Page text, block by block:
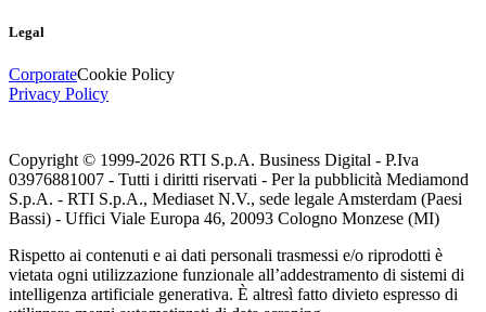
Legal
CorporateCookie Policy
Privacy Policy
Copyright © 1999-2026 RTI S.p.A. Business Digital - P.Iva
03976881007 - Tutti i diritti riservati - Per la pubblicità Mediamond
S.p.A. - RTI S.p.A., Mediaset N.V., sede legale Amsterdam (Paesi
Bassi) - Uffici Viale Europa 46, 20093 Cologno Monzese (MI)
Rispetto ai contenuti e ai dati personali trasmessi e/o riprodotti è
vietata ogni utilizzazione funzionale all’addestramento di sistemi di
intelligenza artificiale generativa. È altresì fatto divieto espresso di